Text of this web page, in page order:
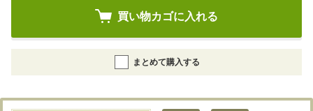
買い物カゴに入れる
まとめて購入する